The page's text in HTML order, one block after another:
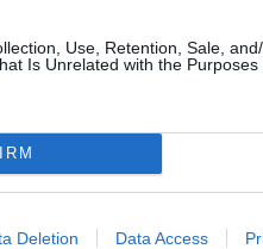
Use, Retention, Sale,
Is Unrelated with the Purposes
Deletion Data Access